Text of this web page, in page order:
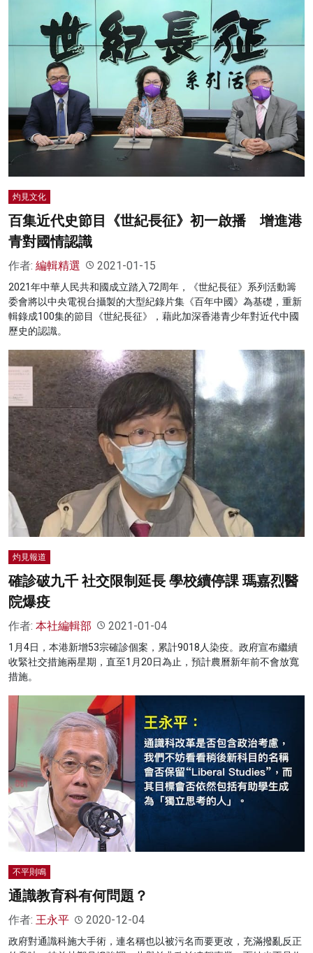
灼見文化
百集近代史節目《世紀長征》初一啟播 增進港
青對國情認識
作者: 編輯精選 2021-01-15
2021年中華人民共和國成立踏入72周年，《世紀長征》系列活動籌
委會將以中央電視台攝製的大型紀錄片集《百年中國》為基礎，重新
輯錄成100集的節目《世紀長征》，藉此加深香港青少年對近代中國
歷史的認識。
灼見報道
確診破九千 社交限制延長 學校續停課 瑪嘉烈醫
院爆疫
作者: 本社編輯部 2021-01-04
1月4日，本港新增53宗確診個案，累計9018人染疫。政府宣布繼續
收緊社交措施兩星期，直至1月20日為止，預計農曆新年前不會放寬
措施。
不平則鳴
通識教育科有何問題？
作者: 王永平 2020-12-04
政府對通識科施大手術，連名稱也以被污名而要更改，充滿撥亂反正